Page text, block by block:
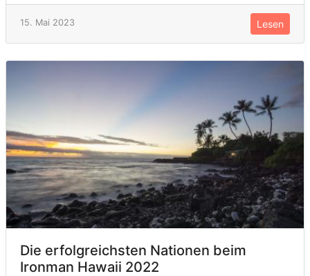
15. Mai 2023 Lesen
Die erfolgreichsten Nationen beim
Ironman Hawaii 2022